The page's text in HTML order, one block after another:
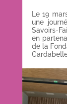
Le 19
une
Savoirs-
en
de la